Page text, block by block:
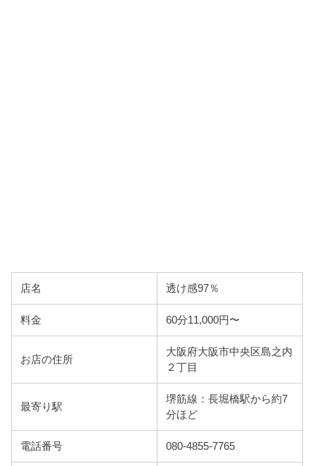
店名 透け感97％
料金 60分11,000円〜
お店の住所
大阪府大阪市中央区島之内
２丁目
最寄り駅
堺筋線：長堀橋駅から約7
分ほど
電話番号 080-4855-7765